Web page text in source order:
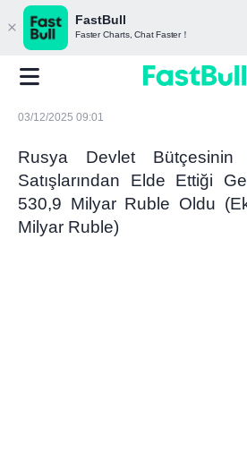
FastBull
Faster Charts, Chat Faster！
03/12/2025 09:01
Rusya Devlet
Satışlarından Elde Ettiği
530,9 Milyar Ruble Oldu
Milyar Ruble)